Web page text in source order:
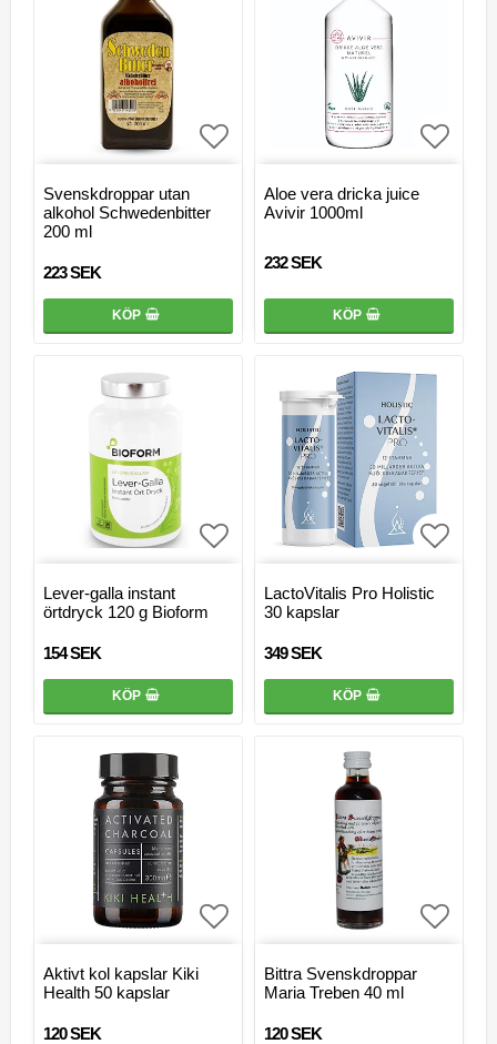
Lägg till i favoritlistan
Svenskdroppar utan
alkohol Schwedenbitter
200 ml
223 SEK
KÖP
Aloe vera dricka juice
Avivir 1000ml
232 SEK
KÖP
Lever-galla instant
örtdryck 120 g Bioform
154 SEK
KÖP
LactoVitalis Pro Holistic
30 kapslar
349 SEK
KÖP
Aktivt kol kapslar Kiki
Health 50 kapslar
120 SEK
Bittra Svenskdroppar
Maria Treben 40 ml
120 SEK